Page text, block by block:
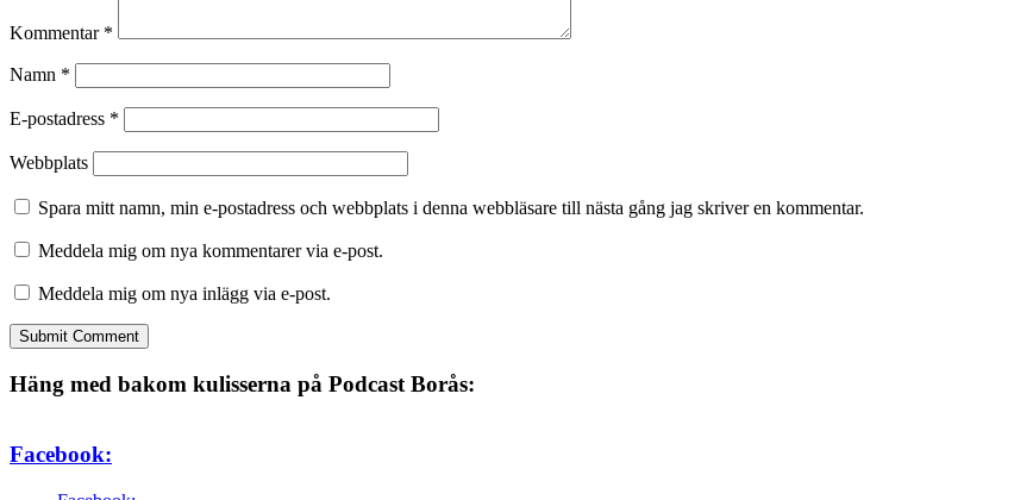
Kommentar *
Namn *
E-postadress *
Webbplats
Spara mitt namn, min e-postadress och webbplats i denna webbläsare till nästa gång jag skriver en kommentar.
Meddela mig om nya kommentarer via e-post.
Meddela mig om nya inlägg via e-post.
Häng med bakom kulisserna på Podcast Borås:
Facebook: